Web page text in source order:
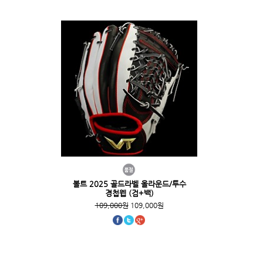
볼트 2025 골드라벨 올라운드/투수
경첩웹 (검+백)
109,000원109,000원